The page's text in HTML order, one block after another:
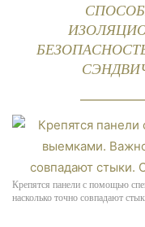
Крепятся панели с помощью
насколько точно совпадают